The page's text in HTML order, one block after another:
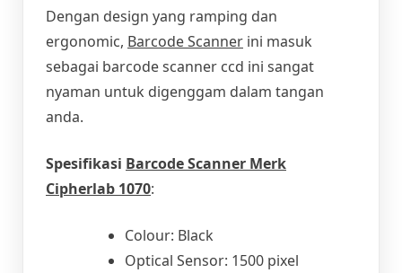
Dengan design yang ramping dan
ergonomic, Barcode Scanner ini masuk
sebagai barcode scanner ccd ini sangat
nyaman untuk digenggam dalam tangan
anda.
Spesifikasi Barcode Scanner Merk
Cipherlab 1070:
Colour: Black
Optical Sensor: 1500 pixel